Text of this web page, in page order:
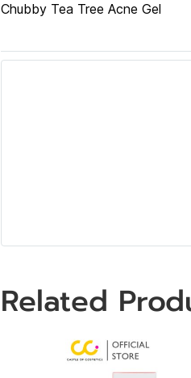
Chubby Tea Tree Acne Gel
Related